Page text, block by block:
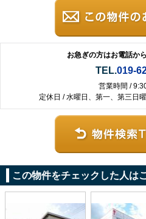
お急ぎの方はお電話か
TEL.019-
営業時間 /
定休日 / 水曜日、第一、第三日
この物件をチェックした人は